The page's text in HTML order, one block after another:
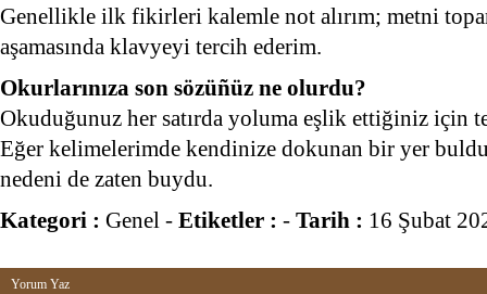
Genellikle ilk fikirleri kalemle not alırım; metni
aşamasında klavyeyi tercih ederim.
Okurlarınıza son sözüñüz ne olurdu?
Okuduğunuz her satırda yoluma eşlik ettiğiniz için
Eğer kelimelerimde kendinize dokunan bir yer
nedeni de zaten buydu.
Kategori : Genel - Etiketler : - Tarih : 16 Şubat
Yorum Yaz